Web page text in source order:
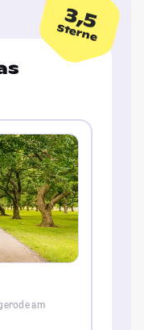
3,5
Sterne
am